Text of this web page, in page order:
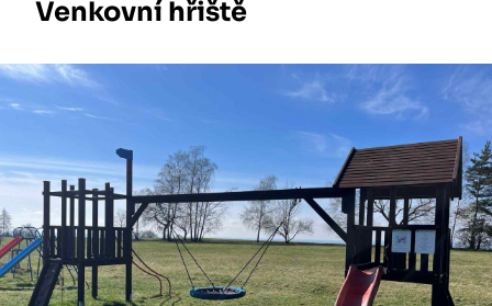
Venkovní hřiště